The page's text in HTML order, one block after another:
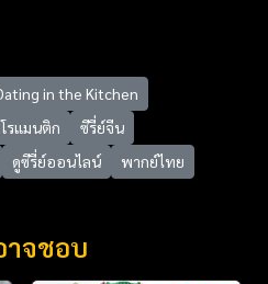
in the Kitchen
รแมนติก
ซีรี่ย์จีน
ดูซีรี่ย์ออนไลน์ พากย์ไทย
จชอบ